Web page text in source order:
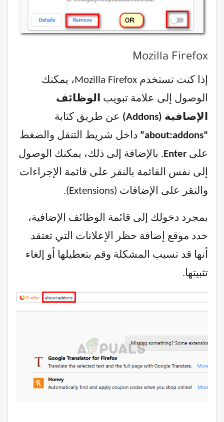
Mozilla Firefox
إذا كنت تستخدم Mozilla Firefox، يمكنك
الوصول إلى علامة تبويب
الوظائف
الإضافية (Addons)
عن طريق كتابة
“about:addons”
داخل شريط التنقل والضغط
على Enter . بالإضافة إلى ذلك، يمكنك الوصول
إلى نفس القائمة بالنقر على قائمة الإجراءات
والنقر على الإضافات (Extensions).
بمجرد دخولك إلى قائمة الوظائف الإضافية،
حدد موقع إضافة حظر الإعلانات التي تعتقد
أنها قد تسبب المشكلة وقم بتعطيلها أو إلغاء
تثبيتها.